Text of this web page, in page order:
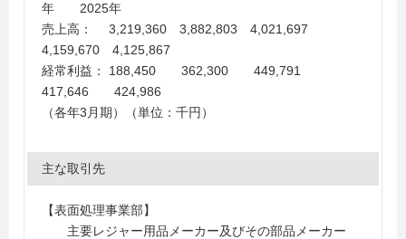
年 2025年
売上高： 3,219,360 3,882,803 4,021,697
4,159,670 4,125,867
経常利益： 188,450 362,300 449,791
417,646 424,986
（各年3月期）（単位：千円）
主な取引先
【表面処理事業部】
主要レジャー用品メーカー及びその部品メーカー